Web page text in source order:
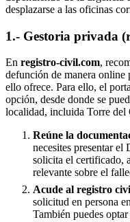
desplazarse a las oficinas
1.- Gestoria privada
En registro-civil.com,
defunción de manera online
ello ofrece. Para ello, el
opción, desde donde se
localidad, incluida Torre del
Reúne la
necesites presentar
solicita el certificado,
relevante sobre el
Acude al registro
solicitud en persona
También puedes